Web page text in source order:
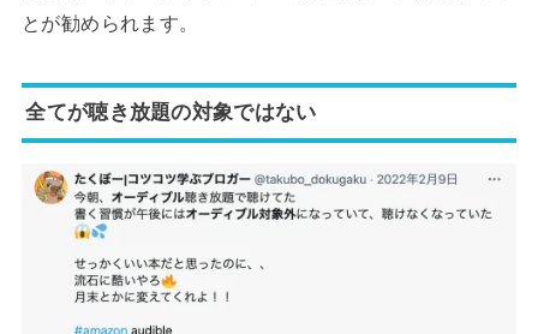
とが勧められます。
全てが聴き放題の対象ではない